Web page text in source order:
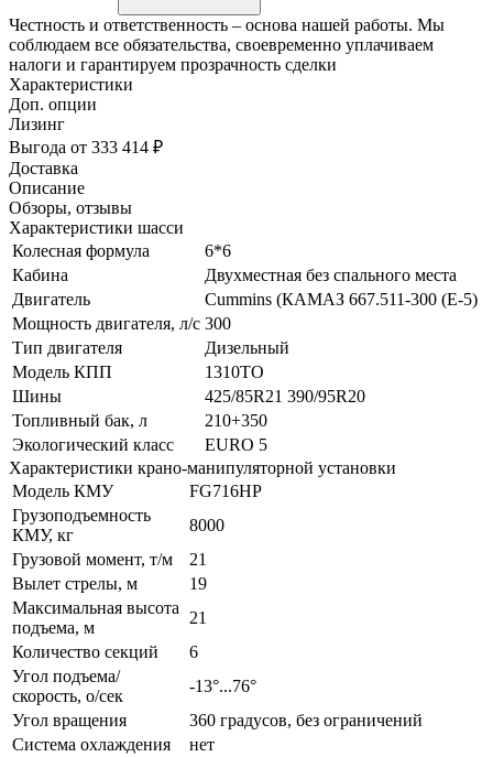
Честность и ответственность – основа нашей работы. Мы
соблюдаем все обязательства, своевременно уплачиваем
налоги и гарантируем прозрачность сделки
Характеристики
Доп. опции
Лизинг
Выгода от 333 414 ₽
Доставка
Описание
Обзоры, отзывы
Характеристики шасси
Колесная формула
6*6
Кабина
Двухместная без спального места
Двигатель
Cummins (КАМАЗ 667.511-300 (Е-5)
Мощность двигателя, л/с 300
Тип двигателя
Дизельный
Модель КПП
1310TO
Шины
425/85R21 390/95R20
Топливный бак, л
210+350
Экологический класс
EURO 5
Характеристики крано-манипуляторной установки
Модель КМУ
FG716HP
Грузоподъемность
КМУ, кг
8000
Грузовой момент, т/м
21
Вылет стрелы, м
19
Максимальная высота
подъема, м
21
Количество секций
6
Угол подъема/
скорость, о/сек
-13°...76°
Угол вращения
360 градусов, без ограничений
Система охлаждения
нет